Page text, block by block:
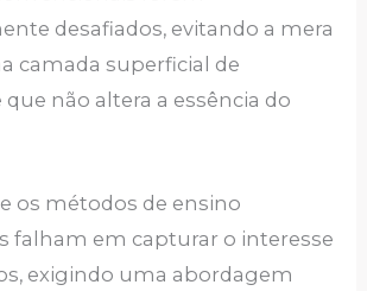
desafiados, evitando a mera
camada superficial de
não altera a essência do
os métodos de ensino
falham em capturar o interesse
exigindo uma abordagem